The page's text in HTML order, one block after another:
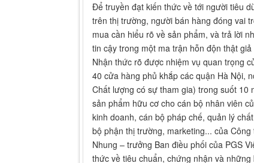
Để truyền đạt kiến thức về tới người tiêu
trên thị trường, người bán hàng đóng vai
mua cần hiểu rõ về sản phẩm, và trả lời
tin cậy trong một ma trận hỗn độn thật
Nhận thức rõ được nhiệm vụ quan trọng
40 cửa hàng phủ khắp các quận Hà Nội,
Chất lượng có sự tham gia) trong suốt 10
sản phẩm hữu cơ cho cán bộ nhân viên
kinh doanh, cán bộ pháp chế, quản lý
bộ phận thị trường, marketing... của Công
Nhung – trưởng Ban điều phối của PGS
thức về tiêu chuẩn, chứng nhận và